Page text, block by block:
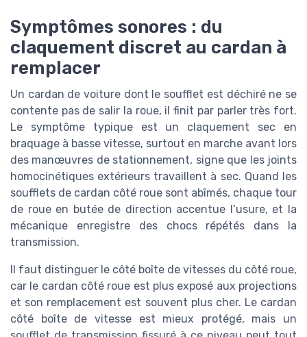
Symptômes sonores : du
claquement discret au cardan à
remplacer
Un cardan de voiture dont le soufflet est déchiré ne se
contente pas de salir la roue, il finit par parler très fort.
Le symptôme typique est un claquement sec en
braquage à basse vitesse, surtout en marche avant lors
des manœuvres de stationnement, signe que les joints
homocinétiques extérieurs travaillent à sec. Quand les
soufflets de cardan côté roue sont abîmés, chaque tour
de roue en butée de direction accentue l’usure, et la
mécanique enregistre des chocs répétés dans la
transmission.
Il faut distinguer le côté boîte de vitesses du côté roue,
car le cardan côté roue est plus exposé aux projections
et son remplacement est souvent plus cher. Le cardan
côté boîte de vitesse est mieux protégé, mais un